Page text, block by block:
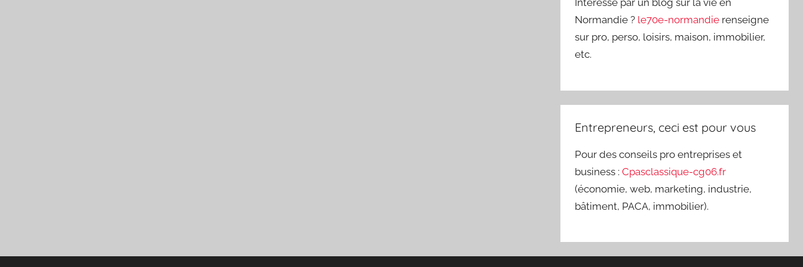
Intéressé par un blog sur la vie en
Normandie ? le70e-normandie renseigne
sur pro, perso, loisirs, maison, immobilier,
etc.
Entrepreneurs, ceci est pour vous
Pour des conseils pro entreprises et
business :Cpasclassique-cg06.fr
(économie, web, marketing, industrie,
bâtiment, PACA, immobilier).